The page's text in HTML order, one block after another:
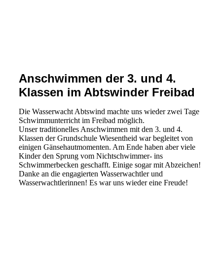
Anschwimmen der 3. und 4.
Klassen im Abtswinder Freibad
Die Wasserwacht Abtswind machte uns wieder zwei Tage
Schwimmunterricht im Freibad möglich.
Unser traditionelles Anschwimmen mit den 3. und 4.
Klassen der Grundschule Wiesentheid war begleitet von
einigen Gänsehautmomenten. Am Ende haben aber viele
Kinder den Sprung vom Nichtschwimmer- ins
Schwimmerbecken geschafft. Einige sogar mit Abzeichen!
Danke an die engagierten Wasserwachtler und
Wasserwachtlerinnen! Es war uns wieder eine Freude!